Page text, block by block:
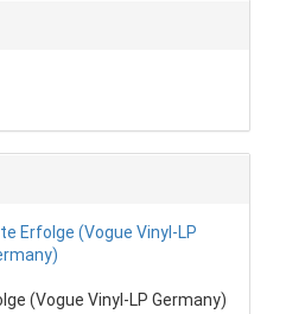
(Vogue Vinyl-LP Germany)